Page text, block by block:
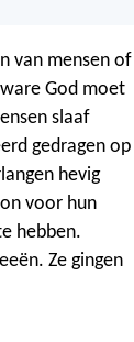
van mensen of
God moet
slaaf
gedragen op
hevig
voor hun
hebben.
Ze gingen